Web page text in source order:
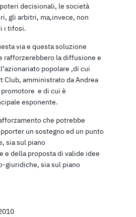
decisionali, le società
gli arbitri, ma,invece, non
i tifosi.
via e questa soluzione
rafforzerebbero la diffusione e
popolare ,di cui
Club, amministrato da Andrea
e di cui è
esponente.
che potrebbe
un sostegno ed un punto
sia sul piano
e della proposta di valide idee
giuridiche, sia sul piano